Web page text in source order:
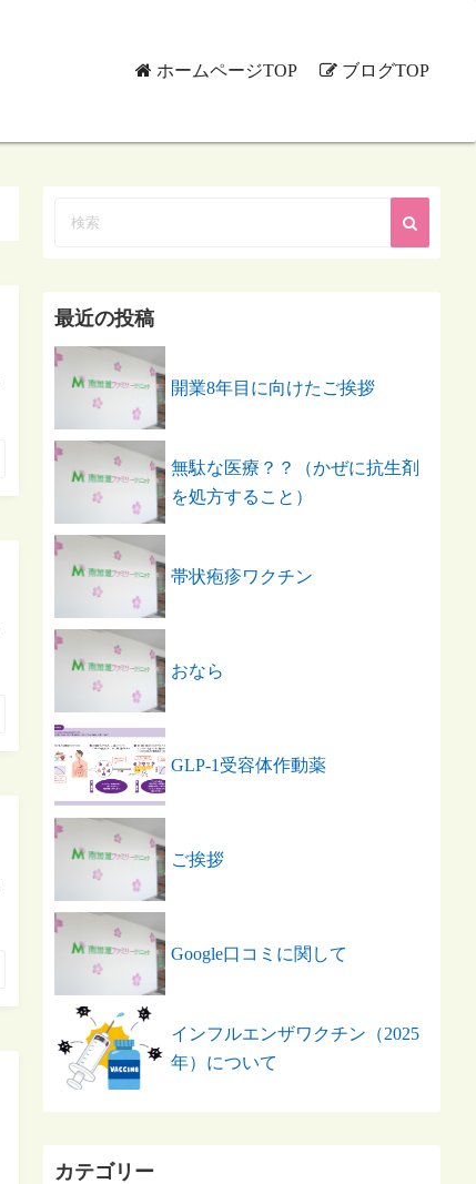
ホームページTOP ブログTOP
最近の投稿
開業8年目に向けたご挨拶
無駄な医療？？（かぜに抗生剤
を処方すること）
帯状疱疹ワクチン
おなら
GLP-1受容体作動薬
ご挨拶
Google口コミに関して
インフルエンザワクチン（2025
年）について
カテゴリー